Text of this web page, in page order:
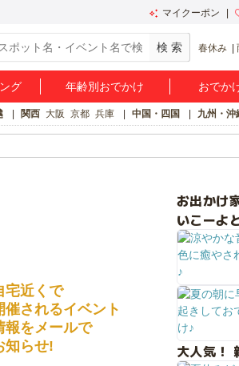
マイクーポン
春休み
グ 年齢別おでかけ おでか
関西 大阪 京都 兵庫 中国・四国 九州・沖
宅近くで
催されるイベント
報をメールで
知らせ!
お出かけ
いこーよ
大人気！